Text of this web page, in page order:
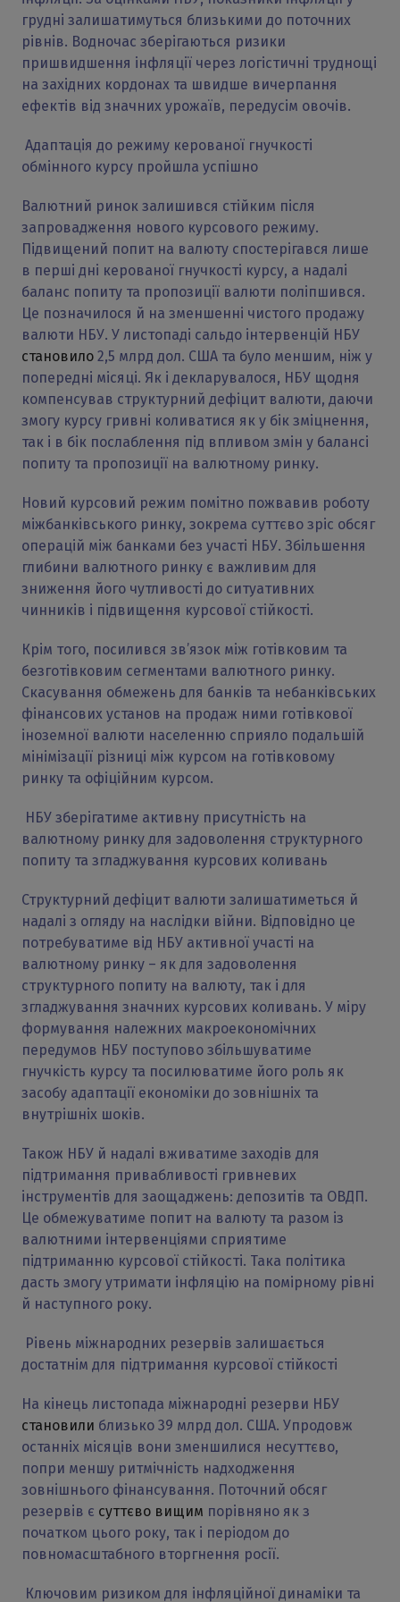
грудні залишатимуться близькими до поточних
рівнів. Водночас зберігаються ризики
пришвидшення інфляції через логістичні труднощі
на західних кордонах та швидше вичерпання
ефектів від значних урожаїв, передусім овочів.
Адаптація до режиму керованої гнучкості
обмінного курсу пройшла успішно
Валютний ринок залишився стійким після
запровадження нового курсового режиму.
Підвищений попит на валюту спостерігався лише
в перші дні керованої гнучкості курсу, а надалі
баланс попиту та пропозиції валюти поліпшився.
Це позначилося й на зменшенні чистого продажу
валюти НБУ. У листопаді сальдо інтервенцій НБУ
становило 2,5 млрд дол. США та було меншим, ніж у
попередні місяці. Як і декларувалося, НБУ щодня
компенсував структурний дефіцит валюти, даючи
змогу курсу гривні коливатися як у бік зміцнення,
так і в бік послаблення під впливом змін у балансі
попиту та пропозиції на валютному ринку.
Новий курсовий режим помітно пожвавив роботу
міжбанківського ринку, зокрема суттєво зріс обсяг
операцій між банками без участі НБУ. Збільшення
глибини валютного ринку є важливим для
зниження його чутливості до ситуативних
чинників і підвищення курсової стійкості.
Крім того, посилився зв’язок між готівковим та
безготівковим сегментами валютного ринку.
Скасування обмежень для банків та небанківських
фінансових установ на продаж ними готівкової
іноземної валюти населенню сприяло подальшій
мінімізації різниці між курсом на готівковому
ринку та офіційним курсом.
НБУ зберігатиме активну присутність на
валютному ринку для задоволення структурного
попиту та згладжування курсових коливань
Структурний дефіцит валюти залишатиметься й
надалі з огляду на наслідки війни. Відповідно це
потребуватиме від НБУ активної участі на
валютному ринку – як для задоволення
структурного попиту на валюту, так і для
згладжування значних курсових коливань. У міру
формування належних макроекономічних
передумов НБУ поступово збільшуватиме
гнучкість курсу та посилюватиме його роль як
засобу адаптації економіки до зовнішніх та
внутрішніх шоків.
Також НБУ й надалі вживатиме заходів для
підтримання привабливості гривневих
інструментів для заощаджень: депозитів та ОВДП.
Це обмежуватиме попит на валюту та разом із
валютними інтервенціями сприятиме
підтриманню курсової стійкості. Така політика
дасть змогу утримати інфляцію на помірному рівні
й наступного року.
Рівень міжнародних резервів залишається
достатнім для підтримання курсової стійкості
На кінець листопада міжнародні резерви НБУ
становили близько 39 млрд дол. США. Упродовж
останніх місяців вони зменшилися несуттєво,
попри меншу ритмічність надходження
зовнішнього фінансування. Поточний обсяг
резервів є суттєво вищим порівняно як з
початком цього року, так і періодом до
повномасштабного вторгнення росії.
Ключовим ризиком для інфляційної динаміки та